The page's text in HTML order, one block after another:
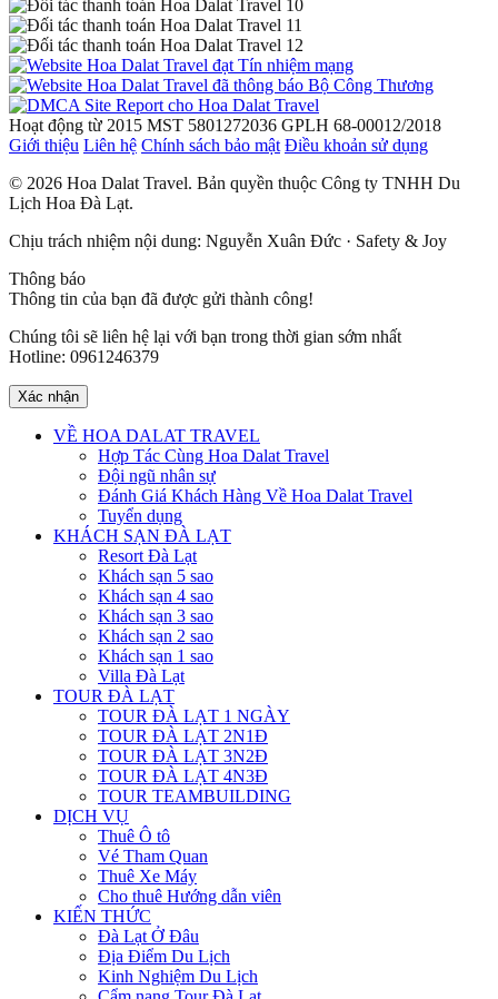
Hoạt động từ 2015 MST 5801272036 GPLH 68-00012/2018
Giới thiệu Liên hệ Chính sách bảo mật Điều khoản sử dụng
© 2026 Hoa Dalat Travel. Bản quyền thuộc Công ty TNHH Du
Lịch Hoa Đà Lạt.
Chịu trách nhiệm nội dung: Nguyễn Xuân Đức · Safety & Joy
Thông báo
Thông tin của bạn đã được gửi thành công!
Chúng tôi sẽ liên hệ lại với bạn trong thời gian sớm nhất
Hotline: 0961246379
Xác nhận
VỀ HOA DALAT TRAVEL
Hợp Tác Cùng Hoa Dalat Travel
Đội ngũ nhân sự
Đánh Giá Khách Hàng Về Hoa Dalat Travel
Tuyển dụng
KHÁCH SẠN ĐÀ LẠT
Resort Đà Lạt
Khách sạn 5 sao
Khách sạn 4 sao
Khách sạn 3 sao
Khách sạn 2 sao
Khách sạn 1 sao
Villa Đà Lạt
TOUR ĐÀ LẠT
TOUR ĐÀ LẠT 1 NGÀY
TOUR ĐÀ LẠT 2N1Đ
TOUR ĐÀ LẠT 3N2Đ
TOUR ĐÀ LẠT 4N3Đ
TOUR TEAMBUILDING
DỊCH VỤ
Thuê Ô tô
Vé Tham Quan
Thuê Xe Máy
Cho thuê Hướng dẫn viên
KIẾN THỨC
Đà Lạt Ở Đâu
Địa Điểm Du Lịch
Kinh Nghiệm Du Lịch